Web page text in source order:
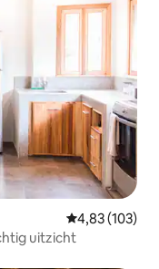
Gemiddelde
4,83 (103)
uitzicht